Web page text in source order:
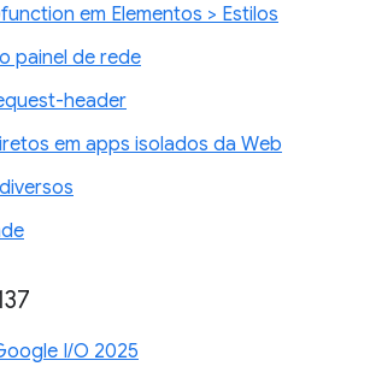
em Elementos > Estilos
painel de rede
header
em apps isolados da Web
I/O 2025